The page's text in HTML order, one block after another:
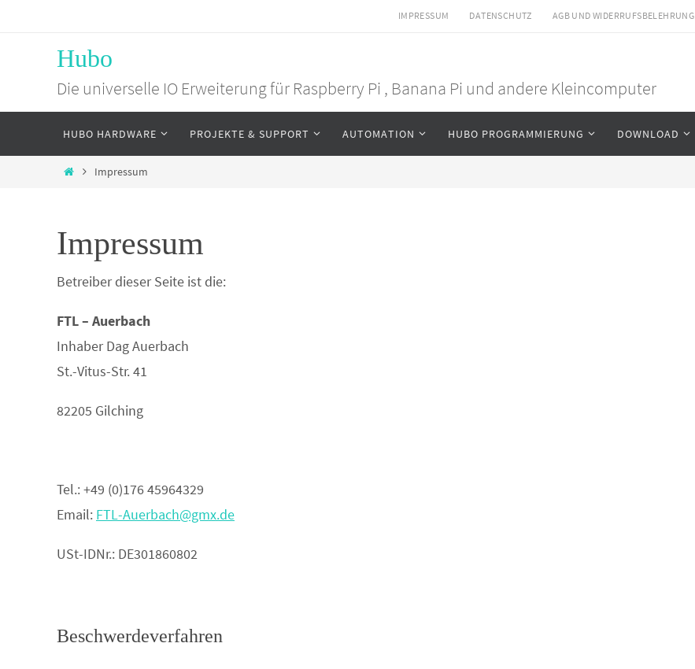
IMPRESSUM DATENSCHUTZ AGB UND WIDERRUFSBELEHRUNG
Hubo
Die universelle IO Erweiterung für Raspberry Pi , Banana Pi und andere Kleincomputer
springen
HUBO HARDWARE PROJEKTE & SUPPORT AUTOMATION HUBO PROGRAMMIERUNG DOWNLOAD
HomeImpressum
Impressum
Betreiber dieser Seite ist die:
FTL – Auerbach
Inhaber Dag Auerbach
St.-Vitus-Str. 41
82205 Gilching
Tel.: +49 (0)176 45964329
Email: FTL-Auerbach@gmx.de
USt-IDNr.: DE301860802
Beschwerdeverfahren